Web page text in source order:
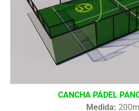
CANCHA PÁDEL
Medida: